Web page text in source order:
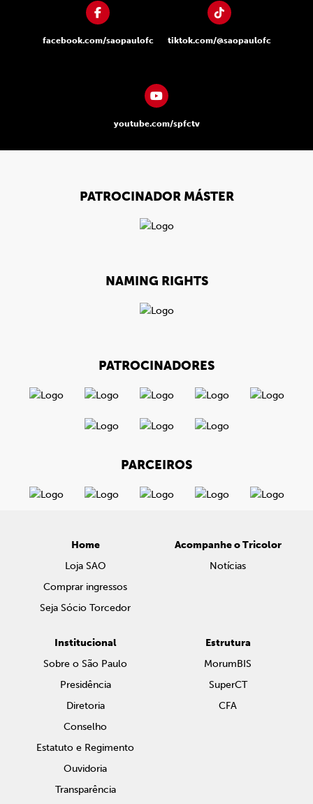
facebook.com/saopaulofc tiktok.com/@saopaulofc
youtube.com/spfctv
PATROCINADOR MÁSTER
NAMING RIGHTS
PATROCINADORES
PARCEIROS
Home
Loja SAO
Comprar ingressos
Seja Sócio Torcedor
Acompanhe o Tricolor
Notícias
Institucional
Sobre o São Paulo
Presidência
Diretoria
Conselho
Estatuto e Regimento
Ouvidoria
Transparência
Estrutura
MorumBIS
SuperCT
CFA